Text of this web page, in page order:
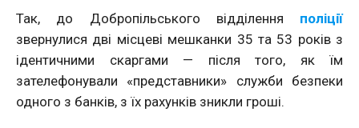
Так, до Добропільського відділення поліції
звернулися дві місцеві мешканки 35 та 53 років з
ідентичними скаргами — після того, як їм
зателефонували «представники» служби безпеки
одного з банків, з їх рахунків зникли гроші.